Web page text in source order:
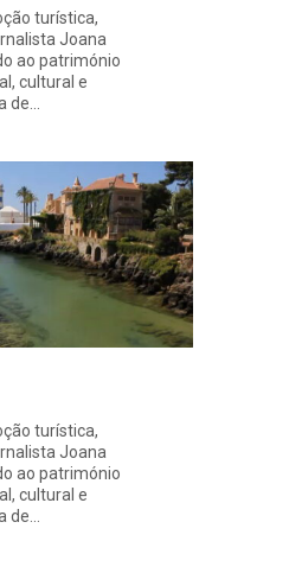
turística,
Joana
ao património
cultural e
de…
turística,
Joana
ao património
cultural e
de…